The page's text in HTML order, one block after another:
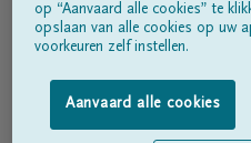
©
op “Aanvaard alle cookies” te
opslaan van alle cookies op uw
voorkeuren zelf instellen.
Aanvaard alle cookies